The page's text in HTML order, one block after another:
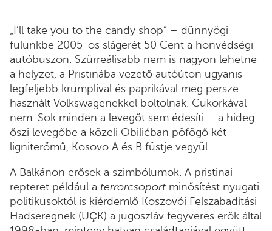
„I’ll take you to the candy shop” – dünnyögi
fülünkbe 2005-ös slágerét 50 Cent a honvédségi
autóbuszon. Szürreálisabb nem is nagyon lehetne
a helyzet, a Pristinába vezető autóúton ugyanis
legfeljebb krumplival és paprikával meg persze
használt Volkswagenekkel boltolnak. Cukorkával
nem. Sok minden a levegőt sem édesíti – a hideg
őszi levegőbe a közeli Obilićban pöfögő két
ligniterőmű, Kosovo A és B füstje vegyül.
A Balkánon erősek a szimbólumok. A pristinai
repteret például a terrorcsoport minősítést nyugati
politikusoktól is kiérdemlő Koszovói Felszabadítási
Hadseregnek (UÇK) a jugoszláv fegyveres erők által